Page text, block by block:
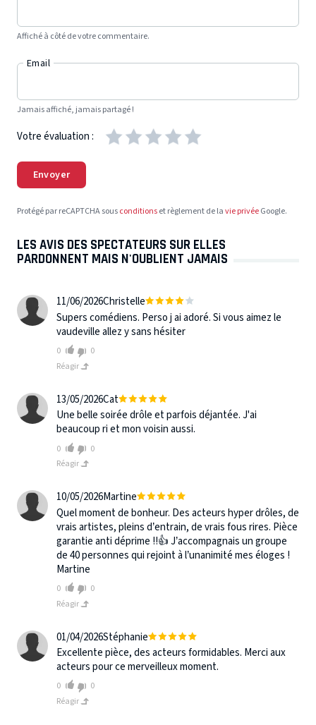
Affiché à côté de votre commentaire.
Email
Jamais affiché, jamais partagé !
Votre évaluation :
Envoyer
Protégé par reCAPTCHA sousconditionset règlement de lavie privéeGoogle.
LES AVIS DES SPECTATEURS SUR ELLES
PARDONNENT MAIS N'OUBLIENT JAMAIS
11/06/2026Christelle
Supers comédiens. Perso j ai adoré. Si vous aimez le
vaudeville allez y sans hésiter
0
0
Réagir
13/05/2026Cat
Une belle soirée drôle et parfois déjantée. J'ai
beaucoup ri et mon voisin aussi.
0
0
Réagir
10/05/2026Martine
Quel moment de bonheur. Des acteurs hyper drôles, de
vrais artistes, pleins d’entrain, de vrais fous rires. Pièce
garantie anti déprime !!👍 J’accompagnais un groupe
de 40 personnes qui rejoint à l’unanimité mes éloges !
Martine
0
0
Réagir
01/04/2026Stéphanie
Excellente pièce, des acteurs formidables. Merci aux
acteurs pour ce merveilleux moment.
0
0
Réagir